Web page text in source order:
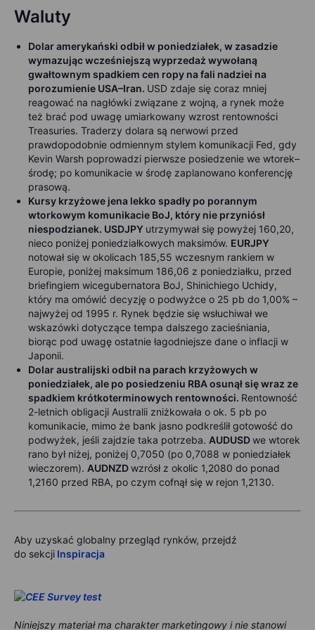
Waluty
Dolar amerykański odbił w poniedziałek, w zasadzie
wymazując wcześniejszą wyprzedaż wywołaną
gwałtownym spadkiem cen ropy na fali nadziei na
porozumienie USA–Iran. USD zdaje się coraz mniej
reagować na nagłówki związane z wojną, a rynek może
też brać pod uwagę umiarkowany wzrost rentowności
Treasuries. Traderzy dolara są nerwowi przed
prawdopodobnie odmiennym stylem komunikacji Fed, gdy
Kevin Warsh poprowadzi pierwsze posiedzenie we wtorek–
środę; po komunikacie w środę zaplanowano konferencję
prasową.
Kursy krzyżowe jena lekko spadły po porannym
wtorkowym komunikacie BoJ, który nie przyniósł
niespodzianek. USDJPY utrzymywał się powyżej 160,20,
nieco poniżej poniedziałkowych maksimów. EURJPY
notował się w okolicach 185,55 wczesnym rankiem w
Europie, poniżej maksimum 186,06 z poniedziałku, przed
briefingiem wicegubernatora BoJ, Shinichiego Uchidy,
który ma omówić decyzję o podwyżce o 25 pb do 1,00% –
najwyżej od 1995 r. Rynek będzie się wsłuchiwał we
wskazówki dotyczące tempa dalszego zacieśniania,
biorąc pod uwagę ostatnie łagodniejsze dane o inflacji w
Japonii.
Dolar australijski odbił na parach krzyżowych w
poniedziałek, ale po posiedzeniu RBA osunął się wraz ze
spadkiem krótkoterminowych rentowności. Rentowność
2-letnich obligacji Australii zniżkowała o ok. 5 pb po
komunikacie, mimo że bank jasno podkreślił gotowość do
podwyżek, jeśli zajdzie taka potrzeba. AUDUSDwe wtorek
rano był niżej, poniżej 0,7050 (po 0,7088 w poniedziałek
wieczorem). AUDNZDwzrósł z okolic 1,2080 do ponad
1,2160 przed RBA, po czym cofnął się w rejon 1,2130.
Aby uzyskać globalny przegląd rynków, przejdź
do sekcji Inspiracja
Niniejszy materiał ma charakter marketingowy i nie stanowi